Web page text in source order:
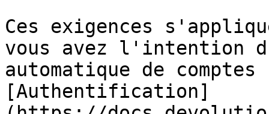
Ces exigences
vous avez l'intention
automatique de
[Authentification]